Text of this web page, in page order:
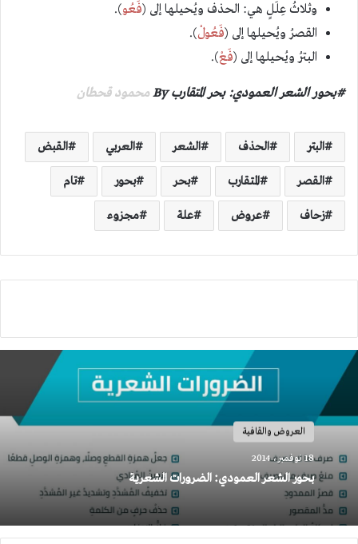
وثلاثُ عِلَلٍ هي: الحذف ويُحيلها إلى (فَعُو).
القصرُ ويُحيلها إلى (فَعُولْ).
البترُ ويُحيلها إلى (فَعْ).
#بحور الشعر العمودي: بحر المتقارب By محمود قحطان
البتر الحذف الشعر العربي القبض
القصر المتقارب بحر بحور تام
زحاف عروض علة مجزوء
العروض والقافية
18 نوفمبر، 2014
بحور الشعر العمودي: الضرورات الشعرية